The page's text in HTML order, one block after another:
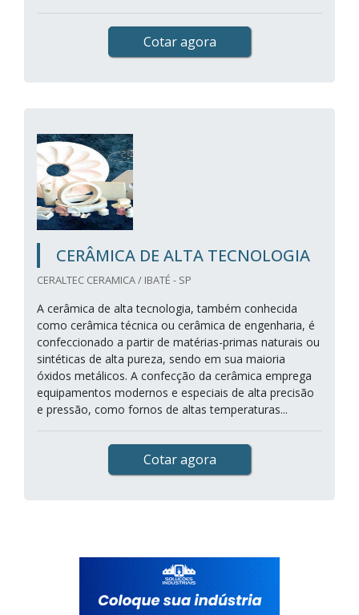
Cotar agora
CERÂMICA DE ALTA TECNOLOGIA
CERALTEC CERAMICA / IBATÉ - SP
A cerâmica de alta tecnologia, também conhecida
como cerâmica técnica ou cerâmica de engenharia, é
confeccionado a partir de matérias-primas naturais ou
sintéticas de alta pureza, sendo em sua maioria
óxidos metálicos. A confecção da cerâmica emprega
equipamentos modernos e especiais de alta precisão
e pressão, como fornos de altas temperaturas...
Cotar agora